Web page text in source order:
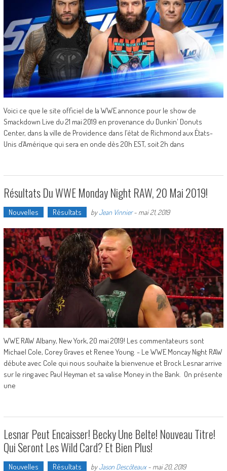
Voici ce que le site officiel de la WWE annonce pour le show de
Smackdown Live du 21 mai 2019 en provenance du Dunkin' Donuts
Center, dans la ville de Providence dans l’état de Richmond aux États-
Unis d’Amérique qui sera en onde dès 20h EST, soit 2h dans
Résultats Du WWE Monday Night RAW, 20 Mai 2019!
Nouvelles Résultats byJean Vinnier- mai 21, 2019
WWE RAW Albany, New York, 20 mai 2019! Les commentateurs sont
Michael Cole, Corey Graves et Renee Young. - Le WWE Moncay Night RAW
débute avec Cole qui nous souhaite la bienvenue et Brock Lesnar arrive
sur le ring avec Paul Heyman et sa valise Money in the Bank. On présente
une
Lesnar Peut Encaisser! Becky Une Belte! Nouveau Titre!
Qui Seront Les Wild Card? Et Bien Plus!
Nouvelles Résultats byJason Descôteaux- mai 20, 2019